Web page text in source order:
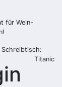
für Wein-
Titanic